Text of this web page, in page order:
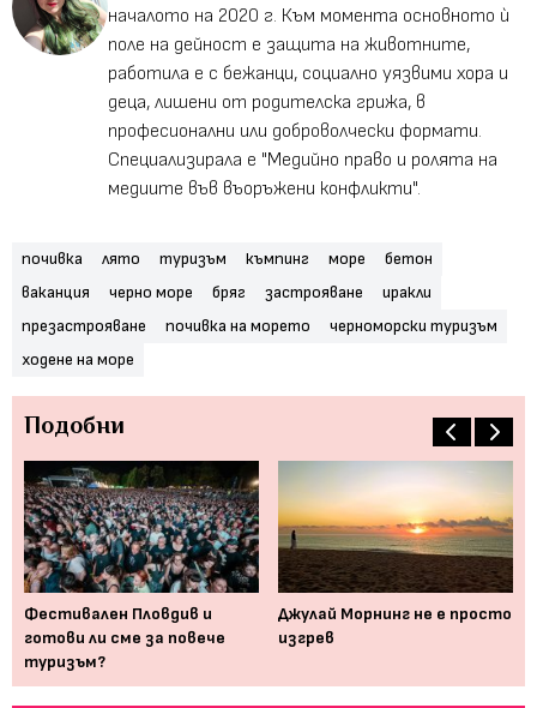
началото на 2020 г. Към момента основното ѝ
поле на дейност е защита на животните,
работила е с бежанци, социално уязвими хора и
деца, лишени от родителска грижа, в
професионални или доброволчески формати.
Специализирала е "Медийно право и ролята на
медиите във въоръжени конфликти".
почивка лято туризъм къмпинг море
бетон
ваканция
черно море бряг застрояване
иракли
презастрояване
почивка на морето
черноморски туризъм
ходене на море
Подобни
Фестивален Пловдив и
готови ли сме за повече
туризъм?
Джулай Морнинг не е просто
изгрев